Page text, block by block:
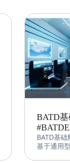
主研发的
器。该设
制软件、
统，并基
备进行了
对青少年
飞机的高
觉和听觉
的模拟飞
和技能。
BATD
BATD基
基于通用